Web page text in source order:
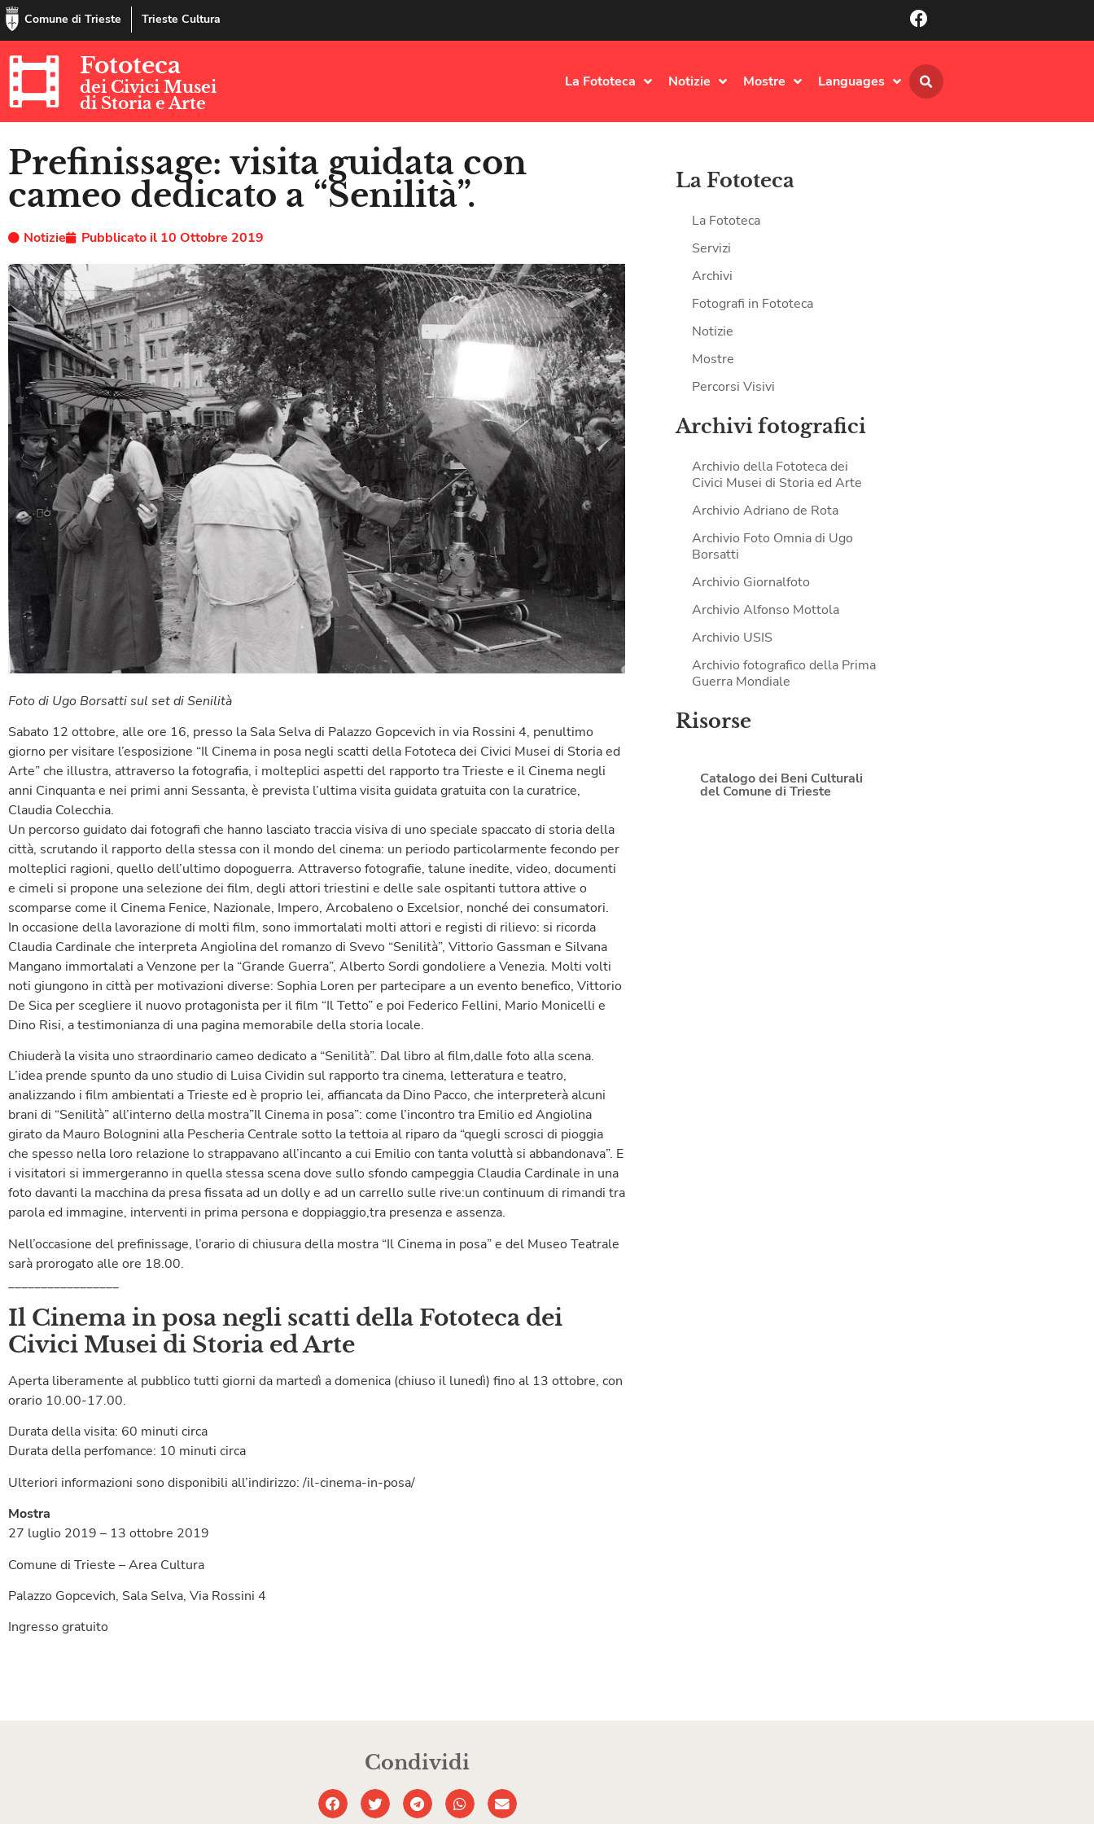
Comune di Trieste Trieste Cultura
Fototeca
dei Civici Musei
di Storia e Arte
La Fototeca Notizie Mostre Languages
Prefinissage: visita guidata con
cameo dedicato a “Senilità”.
Notizie Pubblicato il 10 Ottobre 2019
Foto di Ugo Borsatti sul set di Senilità
Sabato 12 ottobre, alle ore 16, presso la Sala Selva di Palazzo Gopcevich in via Rossini 4, penultimo
giorno per visitare l’esposizione “Il Cinema in posa negli scatti della Fototeca dei Civici Musei di Storia ed
Arte” che illustra, attraverso la fotografia, i molteplici aspetti del rapporto tra Trieste e il Cinema negli
anni Cinquanta e nei primi anni Sessanta, è prevista l’ultima visita guidata gratuita con la curatrice,
Claudia Colecchia.
Un percorso guidato dai fotografi che hanno lasciato traccia visiva di uno speciale spaccato di storia della
città, scrutando il rapporto della stessa con il mondo del cinema: un periodo particolarmente fecondo per
molteplici ragioni, quello dell’ultimo dopoguerra. Attraverso fotografie, talune inedite, video, documenti
e cimeli si propone una selezione dei film, degli attori triestini e delle sale ospitanti tuttora attive o
scomparse come il Cinema Fenice, Nazionale, Impero, Arcobaleno o Excelsior, nonché dei consumatori.
In occasione della lavorazione di molti film, sono immortalati molti attori e registi di rilievo: si ricorda
Claudia Cardinale che interpreta Angiolina del romanzo di Svevo “Senilità”, Vittorio Gassman e Silvana
Mangano immortalati a Venzone per la “Grande Guerra”, Alberto Sordi gondoliere a Venezia. Molti volti
noti giungono in città per motivazioni diverse: Sophia Loren per partecipare a un evento benefico, Vittorio
De Sica per scegliere il nuovo protagonista per il film “Il Tetto” e poi Federico Fellini, Mario Monicelli e
Dino Risi, a testimonianza di una pagina memorabile della storia locale.
Chiuderà la visita uno straordinario cameo dedicato a “Senilità”. Dal libro al film,dalle foto alla scena.
L’idea prende spunto da uno studio di Luisa Cividin sul rapporto tra cinema, letteratura e teatro,
analizzando i film ambientati a Trieste ed è proprio lei, affiancata da Dino Pacco, che interpreterà alcuni
brani di “Senilità” all’interno della mostra”Il Cinema in posa”: come l’incontro tra Emilio ed Angiolina
girato da Mauro Bolognini alla Pescheria Centrale sotto la tettoia al riparo da “quegli scrosci di pioggia
che spesso nella loro relazione lo strappavano all’incanto a cui Emilio con tanta voluttà si abbandonava”. E
i visitatori si immergeranno in quella stessa scena dove sullo sfondo campeggia Claudia Cardinale in una
foto davanti la macchina da presa fissata ad un dolly e ad un carrello sulle rive:un continuum di rimandi tra
parola ed immagine, interventi in prima persona e doppiaggio,tra presenza e assenza.
Nell’occasione del prefinissage, l’orario di chiusura della mostra “Il Cinema in posa” e del Museo Teatrale
sarà prorogato alle ore 18.00.
_________________
Il Cinema in posa negli scatti della Fototeca dei
Civici Musei di Storia ed Arte
Aperta liberamente al pubblico tutti giorni da martedì a domenica (chiuso il lunedì) fino al 13 ottobre, con
orario 10.00-17.00.
Durata della visita: 60 minuti circa
Durata della perfomance: 10 minuti circa
Ulteriori informazioni sono disponibili all’indirizzo: /il-cinema-in-posa/
Mostra
27 luglio 2019 – 13 ottobre 2019
Comune di Trieste – Area Cultura
Palazzo Gopcevich, Sala Selva, Via Rossini 4
Ingresso gratuito
La Fototeca
La Fototeca
Servizi
Archivi
Fotografi in Fototeca
Notizie
Mostre
Percorsi Visivi
Archivi fotografici
Archivio della Fototeca dei
Civici Musei di Storia ed Arte
Archivio Adriano de Rota
Archivio Foto Omnia di Ugo
Borsatti
Archivio Giornalfoto
Archivio Alfonso Mottola
Archivio USIS
Archivio fotografico della Prima
Guerra Mondiale
Risorse
Catalogo dei Beni Culturali
del Comune di Trieste
Condividi